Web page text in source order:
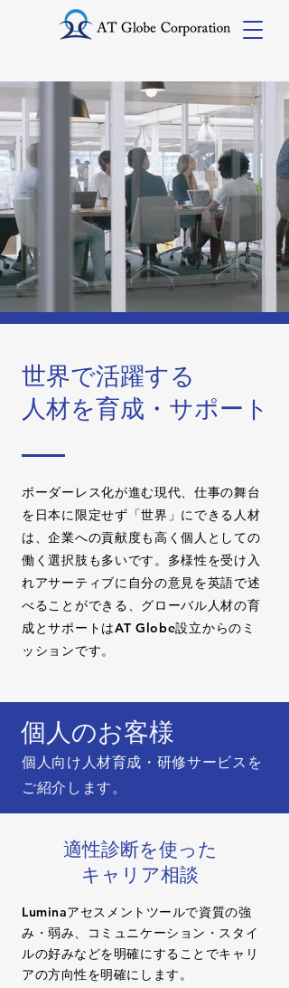
世界で活躍する
人材を育成・サポート
ボーダーレス化が進む現代、仕事の舞台
を日本に限定せず「世界」にできる人材
は、企業への貢献度も高く個人としての
働く選択肢も多いです。多様性を受け入
れアサーティブに自分の意見を英語で述
べることができる、グローバル人材の育
成とサポートはAT Globe設立からのミ
ッションです。
個人のお客様
個人向け人材育成・研修サービスを
ご紹介します。
適性診断を使った
キャリア相談
Luminaアセスメントツールで資質の強
み・弱み、コミュニケーション・スタイ
ルの好みなどを明確にすることでキャリ
アの方向性を明確にします。